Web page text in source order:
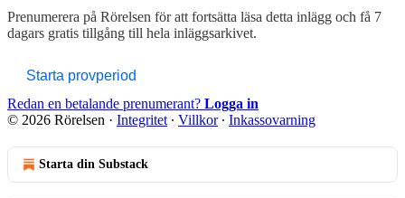
Prenumerera på Rörelsen för att fortsätta läsa detta inlägg och få 7
dagars gratis tillgång till hela inläggsarkivet.
Starta provperiod
Redan en betalande prenumerant? Logga in
© 2026 Rörelsen · Integritet ∙ Villkor∙ Inkassovarning
Starta din Substack